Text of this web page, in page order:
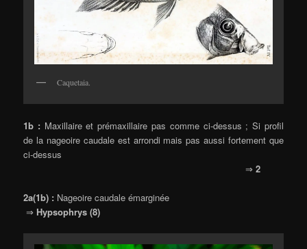
Caquetaia.
1b : Maxillaire et prémaxillaire pas comme ci-dessus ; Si profil
de la nageoire caudale est arrondi mais pas aussi fortement que
ci-dessus
⇒ 2
2a(1b) : Nageoire caudale émarginée
⇒ Hypsophrys (8)